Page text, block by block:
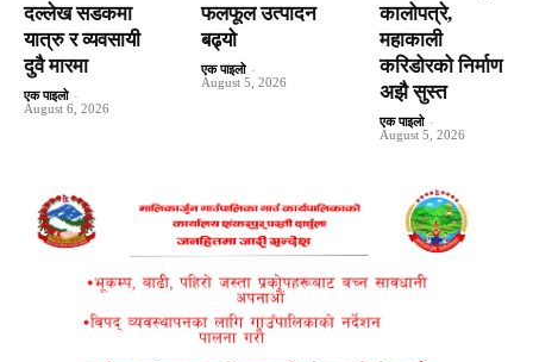
दल्लेख सडकमा
यात्रु र व्यवसायी
दुवै मारमा
एक पाइलो -
August 6, 2026
फलफूल उत्पादन
बढ्यो
एक पाइलो -
August 5, 2026
कालोपत्रे,
महाकाली
करिडोरको निर्माण
अझै सुस्त
एक पाइलो -
August 5, 2026